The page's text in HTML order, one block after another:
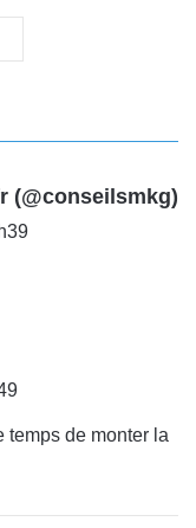
(@conseilsmkg)
temps de monter la